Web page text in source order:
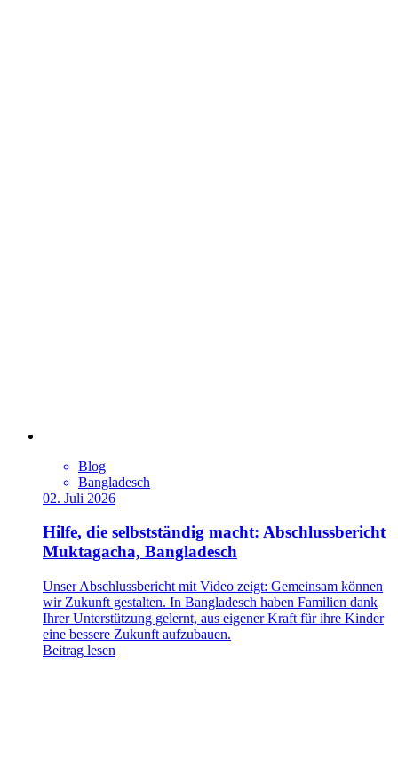
Blog
Bangladesch
02. Juli 2026
Hilfe, die selbstständig macht: Abschlussbericht
Muktagacha, Bangladesch
Unser Abschlussbericht mit Video zeigt: Gemeinsam können
wir Zukunft gestalten. In Bangladesch haben Familien dank
Ihrer Unterstützung gelernt, aus eigener Kraft für ihre Kinder
eine bessere Zukunft aufzubauen.
Beitrag lesen